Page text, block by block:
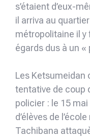
s’étaient d’eux-
il arriva au
métropolitaine il y
égards dus à un «
Les Ketsumeidan
tentative de coup
policier : le 15
d’élèves de
Tachibana